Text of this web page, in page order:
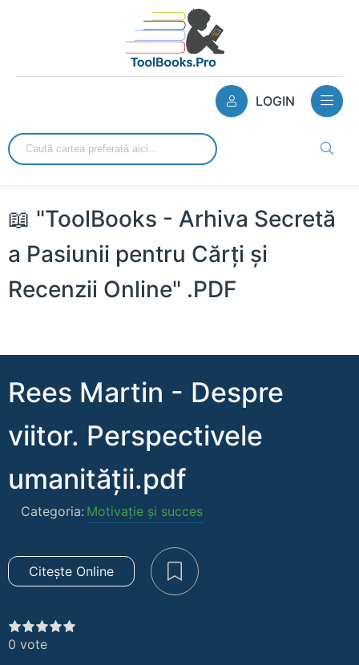
LOGIN
📖 "ToolBooks - Arhiva Secretă
a Pasiunii pentru Cărți și
Recenzii Online" .PDF
Rees Martin - Despre
viitor. Perspectivele
umanității.pdf
Categoria: Motivație și succes
Citește Online
0 vote